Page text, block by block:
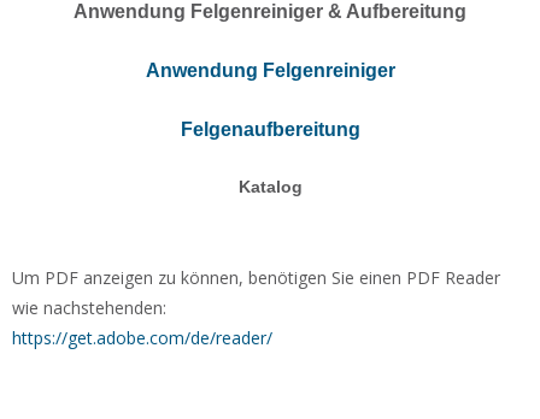
Anwendung Felgenreiniger & Aufbereitung
Anwendung Felgenreiniger
Felgenaufbereitung
Katalog
Um PDF anzeigen zu können, benötigen Sie einen PDF Reader
wie nachstehenden:
https://get.adobe.com/de/reader/